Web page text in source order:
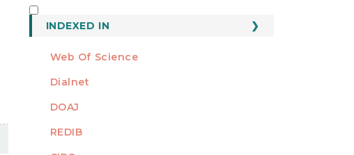
INDEXED IN
Web Of Science
Dialnet
DOAJ
REDIB